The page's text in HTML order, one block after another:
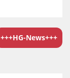
+++HG-News+++